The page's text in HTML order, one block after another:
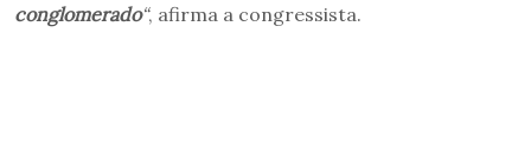
conglomerado“, afirma a congressista.